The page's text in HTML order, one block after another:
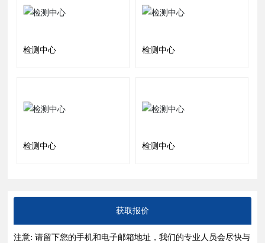
检测中心 检测中心
检测中心 检测中心
获取报价
注意: 请留下您的手机和电子邮箱地址，我们的专业人员会尽快与